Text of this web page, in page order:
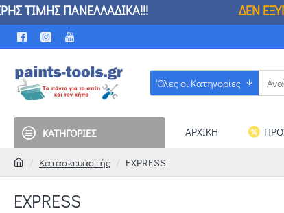
ΔΕΝ ΕΞΥΠΗΡΕΤΟΥΝΤΑΙ
Όλες οι Κατηγορίες
ΚΑΤΗΓΟΡΙΕΣ ΑΡΧΙΚΗ
Κατασκευαστής EXPRESS
EXPRESS